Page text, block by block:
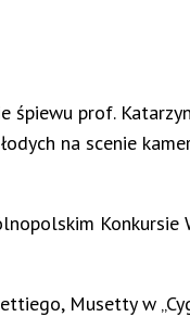
śpiewu prof.
na scenie
Konkursie
Musetty w